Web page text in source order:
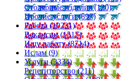
Столярные изделия (120)
Прочие услуги (897)
Работа (10231)
Вакансии (1517)
Ищу работу (8714)
Ислам (9)
Услуги (3334)
Репетиторство (211)